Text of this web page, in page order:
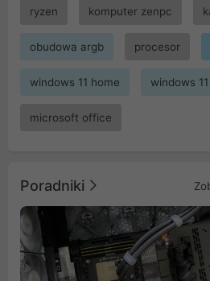
ryzen komputer zenpc
obudowa argb procesor
windows 11 home windows
microsoft office
Poradniki